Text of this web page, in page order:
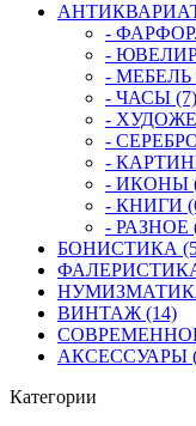
АНТИКВАРИАТ
-
-
-
- ЧАСЫ (7)
-
-
-
- ИКОНЫ
- КНИГИ
- РАЗНОЕ
БОНИСТИКА
ФАЛЕРИСТИКА
ВИНТАЖ (14)
АКСЕССУАРЫ
Категории